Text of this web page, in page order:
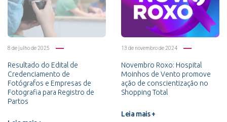
8 de julho de 2025
Resultado do Edital de
Credenciamento de
Fotógrafos e Empresas de
Fotografia para Registro de
Partos
13 de novembro de 2024
Novembro Roxo: Hospital
Moinhos de Vento promove
ação de conscientização no
Shopping Total
Leia mais +